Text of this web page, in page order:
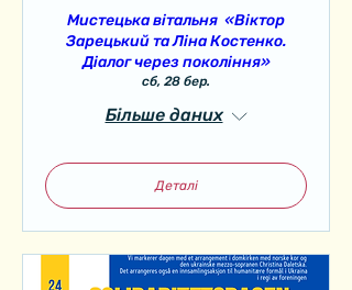
Мистецька вітальня «Віктор
Зарецький та Ліна Костенко.
Діалог через покоління»
сб, 28 бер.
Більше даних
Деталі